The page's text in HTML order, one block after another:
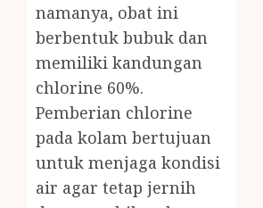
namanya, obat ini
berbentuk bubuk dan
memiliki kandungan
chlorine 60%.
Pemberian chlorine
pada kolam bertujuan
untuk menjaga kondisi
air agar tetap jernih